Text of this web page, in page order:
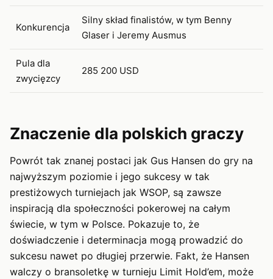
Konkurencja
Silny skład finalistów, w tym Benny
Glaser i Jeremy Ausmus
Pula dla
zwycięzcy
285 200 USD
Znaczenie dla polskich graczy
Powrót tak znanej postaci jak Gus Hansen do gry na
najwyższym poziomie i jego sukcesy w tak
prestiżowych turniejach jak WSOP, są zawsze
inspiracją dla społeczności pokerowej na całym
świecie, w tym w Polsce. Pokazuje to, że
doświadczenie i determinacja mogą prowadzić do
sukcesu nawet po długiej przerwie. Fakt, że Hansen
walczy o bransoletkę w turnieju Limit Hold’em, może